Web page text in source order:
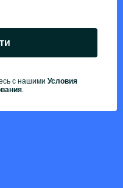
с нашими Условия
.